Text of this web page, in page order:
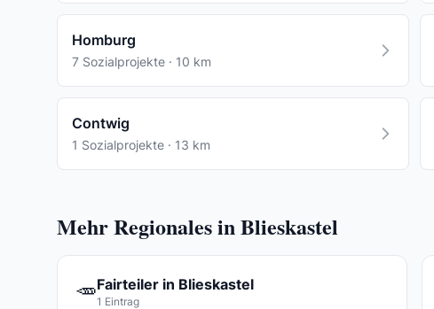
Homburg
7 Sozialprojekte · 10 km
Contwig
1 Sozialprojekte · 13 km
Mehr Regionales in Blieskastel
🥕Fairteiler in Blieskastel
1 Eintrag